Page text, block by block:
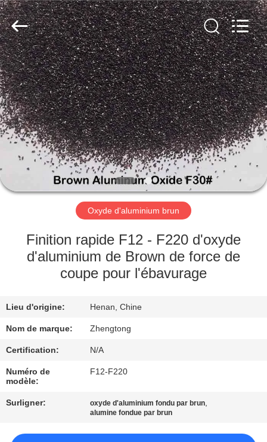
MAISON
PRODUITS
VIDÉOS
AU
SUJET
NOUS
CONTRÔLE
DE
QUALITÉ
CONTACTEZ-
2026
Zhengzhou
Zhengtong
Abrasive
Import&Export
Co.,Ltd.
All
Rights
Reserved.
Oxyde d'aluminium brun
Finition rapide F12 - F220 d'oxyde
d'aluminium de Brown de force de
coupe pour l'ébavurage
Lieu d'origine: Henan, Chine
Nom de marque: Zhengtong
Certification: N/A
Numéro de
modèle:
F12-F220
Surligner: oxyde d'aluminium fondu par brun,
alumine fondue par brun